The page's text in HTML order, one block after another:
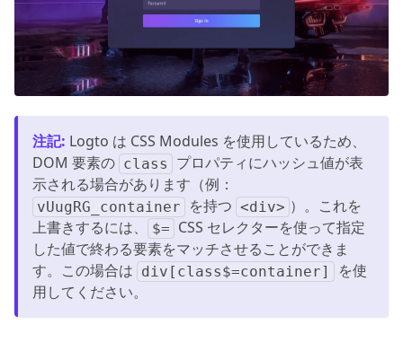
注記: Logto は CSS Modules を使用しているため、
DOM 要素の class
プロパティにハッシュ値が表
示される場合があります（例：
vUugRG_container を持つ <div> ）。これを
上書きするには、
$= CSS セレクターを使って指定
した値で終わる要素をマッチさせることができま
す。この場合は div[class$=container]
を使
用してください。